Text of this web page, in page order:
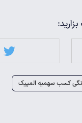
کسب سهمیه المپیک